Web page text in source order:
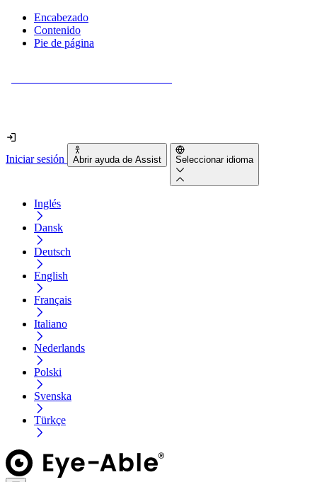
Encabezado
Contenido
Pie de página
Iniciar sesión Abrir ayuda de Assist Seleccionar idioma
Inglés
Dansk
Deutsch
English
Français
Italiano
Nederlands
Polski
Svenska
Türkçe